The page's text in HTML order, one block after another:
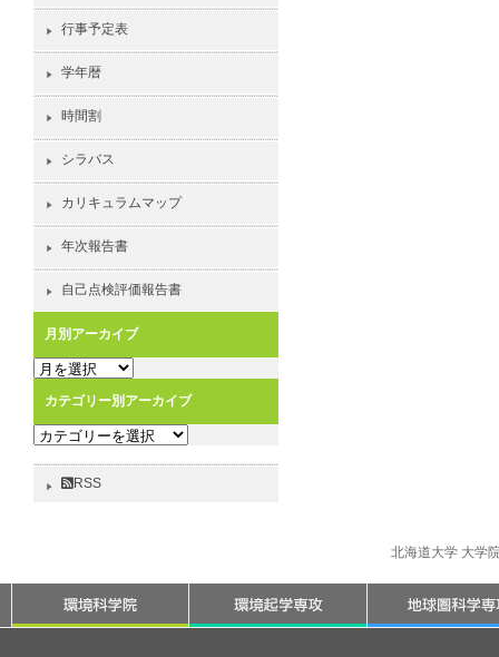
行事予定表
学年暦
時間割
シラバス
カリキュラムマップ
年次報告書
自己点検評価報告書
月別アーカイブ
月
ー
カ
イ
カテゴリー別アーカイブ
カ
ゴ
カ
RSS
北海道大学 大学